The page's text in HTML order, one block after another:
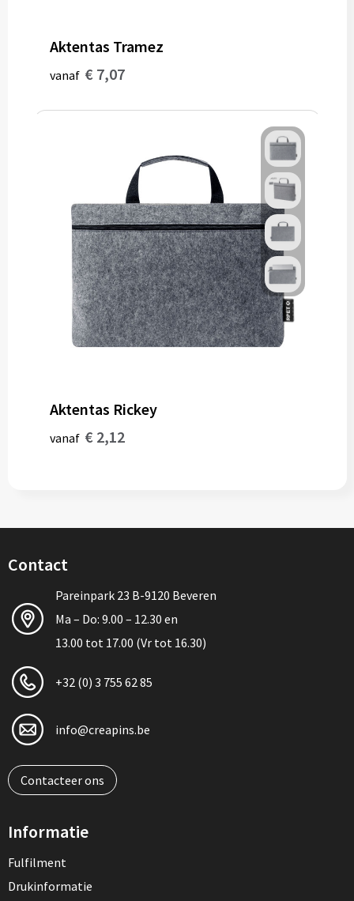
Aktentas Tramez
vanaf € 7,07
Aktentas Rickey
vanaf € 2,12
Contact
Pareinpark 23 B-9120 Beveren
Ma – Do: 9.00 – 12.30 en
13.00 tot 17.00 (Vr tot 16.30)
+32 (0) 3 755 62 85
info@creapins.be
Contacteer ons
Informatie
Fulfilment
Drukinformatie